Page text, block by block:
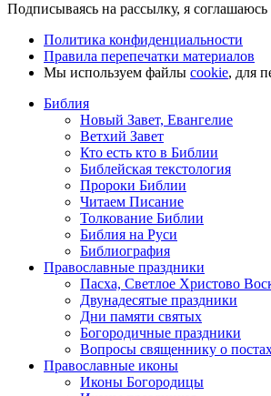
Подписываясь на рассылку, я соглашаюсь
Политика конфиденциальности
Правила перепечатки материалов
Мы используем файлы cookie, для
Библия
Новый Завет, Евангелие
Ветхий Завет
Кто есть кто в Библии
Библейская текстология
Пророки Библии
Читаем Писание
Толкование Библии
Библия на Руси
Библиография
Православные праздники
Пасха, Светлое Христово
Двунадесятые праздники
Дни памяти святых
Богородичные праздники
Вопросы священнику о
Православные иконы
Иконы Богородицы